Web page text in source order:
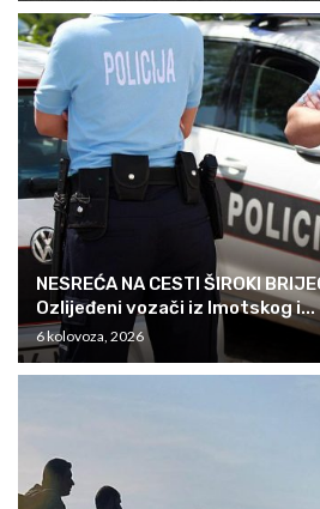
NESREĆA NA CESTI ŠIROKI
Ozlijeđeni vozači iz Imotskog i...
6 kolovoza, 2026